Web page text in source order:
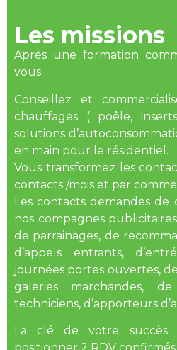
Les missions
Après une formation
vous :
Conseillez et
chauffages ( poêle,
solutions
en main pour le résidentiel.
Vous transformez les
contacts /mois et par
Les contacts demandes de
nos compagnes
de parrainages, de
d’appels entrants,
journées portes ouvertes,
galeries marchandes,
techniciens, d’apporteurs
La clé de votre succès